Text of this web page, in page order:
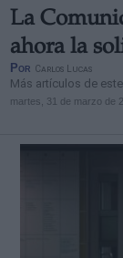
La
ahora la
Por Carlos Lucas
Más artículos de
martes, 31 de marzo de